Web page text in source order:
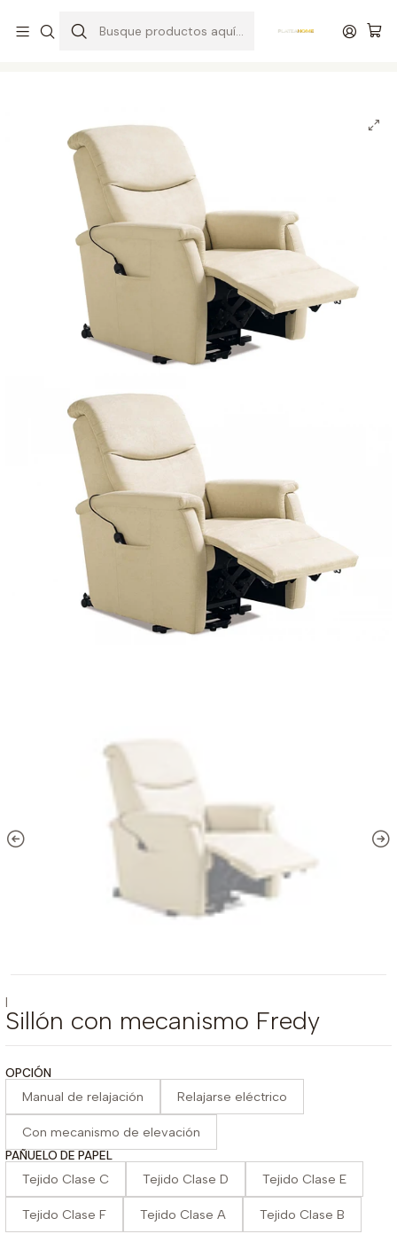
|
Sillón con mecanismo Fredy
OPCIÓN
Manual de relajación Relajarse eléctrico
Con mecanismo de elevación
PAÑUELO DE PAPEL
Tejido Clase C Tejido Clase D Tejido Clase E
Tejido Clase F Tejido Clase A Tejido Clase B